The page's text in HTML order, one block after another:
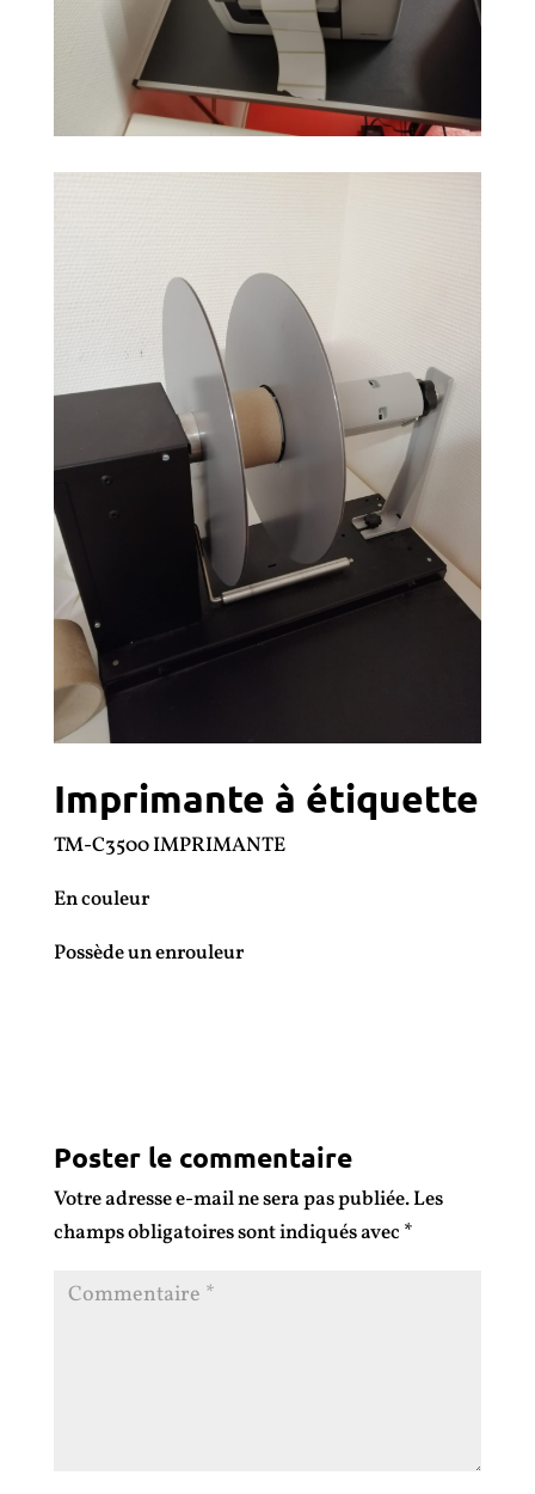
Imprimante à étiquette
TM-C3500 IMPRIMANTE
En couleur
Possède un enrouleur
Poster le commentaire
Votre adresse e-mail ne sera pas publiée.Les
champs obligatoires sont indiqués avec *